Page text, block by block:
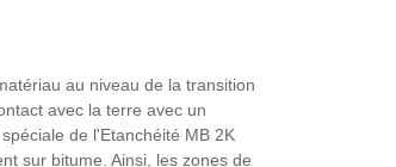
au niveau de la transition
avec la terre avec un
de l'Etanchéité MB 2K
sur bitume. Ainsi, les zones de